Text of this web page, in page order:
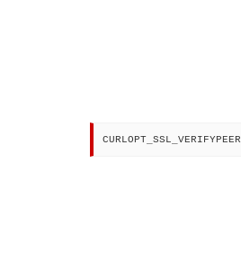
CURLOPT_SSL_VERIFYPEER